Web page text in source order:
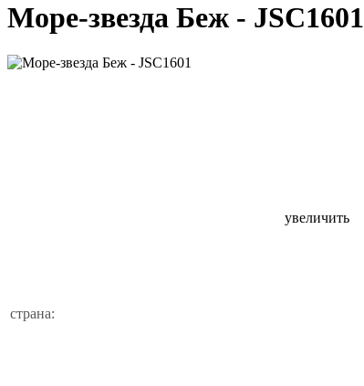
Море-звезда Беж - JSC1601
увеличить
страна: